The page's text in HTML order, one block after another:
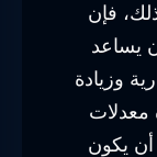
فإن
يساعد
وزيادة
معدلات
يكون